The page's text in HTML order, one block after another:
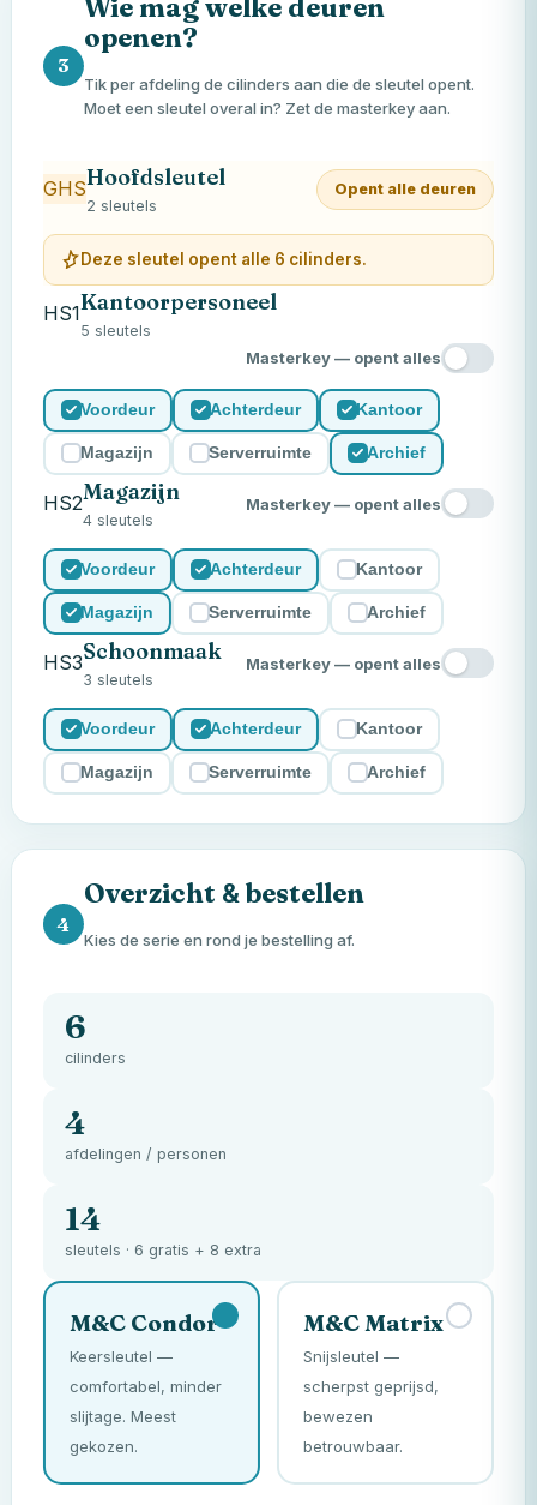
3
openen?
Tik per afdeling de cilinders aan die de sleutel opent.
Moet een sleutel overal in? Zet de masterkey aan.
GHSHoofdsleutel
2 sleutels
Opent alle deuren
Deze sleutel opent alle 6 cilinders.
HS1Kantoorpersoneel
5 sleutels
Masterkey — opent alles
Voordeur Achterdeur Kantoor
Magazijn Serverruimte Archief
HS2Magazijn
4 sleutels
Masterkey — opent alles
Voordeur Achterdeur Kantoor
Magazijn Serverruimte Archief
HS3Schoonmaak
3 sleutels
Masterkey — opent alles
Voordeur Achterdeur Kantoor
Magazijn Serverruimte Archief
4
Overzicht & bestellen
Kies de serie en rond je bestelling af.
6
cilinders
4
afdelingen / personen
14
sleutels · 6 gratis + 8 extra
M&CCondor
Keersleutel —
comfortabel, minder
slijtage. Meest
gekozen.
M&CMatrix
Snijsleutel —
scherpst geprijsd,
bewezen
betrouwbaar.